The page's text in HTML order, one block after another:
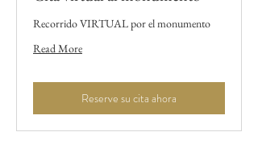
Recorrido VIRTUAL por el monumento
Read More
Reserve su cita ahora